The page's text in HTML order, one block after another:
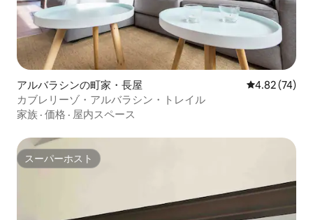
アルバラシンの町家・長屋 レビュー74
4.82 (74)
カブレリーゾ・アルバラシン・トレイル
家族 · 価格 · 屋内スペース
スーパーホスト
スーパーホスト